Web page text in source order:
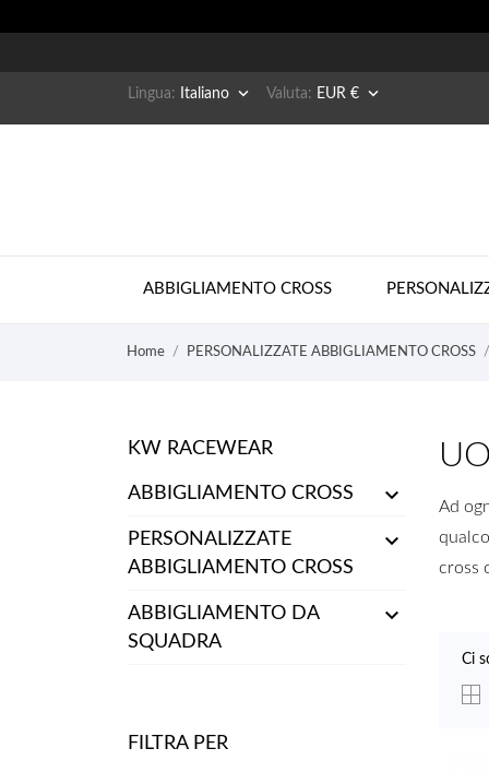
Lingua: Italiano  Valuta: EUR € 
ABBIGLIAMENTO CROSS
Home PERSONALIZZATE ABBIGLIAMENTO CROSS
KW RACEWEAR
ABBIGLIAMENTO CROSS 
PERSONALIZZATE
ABBIGLIAMENTO CROSS

ABBIGLIAMENTO DA
SQUADRA

FILTRA PER
Ad
cross
Ci